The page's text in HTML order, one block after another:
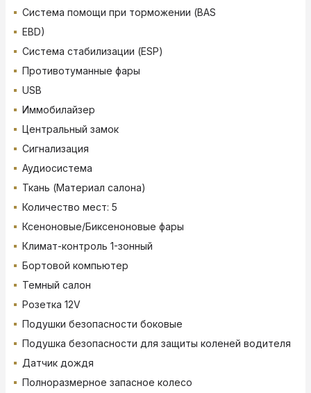
Система помощи при торможении (BAS
EBD)
Система стабилизации (ESP)
Противотуманные фары
USB
Иммобилайзер
Центральный замок
Сигнализация
Аудиосистема
Ткань (Материал салона)
Количество мест: 5
Ксеноновые/Биксеноновые фары
Климат-контроль 1-зонный
Бортовой компьютер
Темный салон
Розетка 12V
Подушки безопасности боковые
Подушка безопасности для защиты коленей водителя
Датчик дождя
Полноразмерное запасное колесо